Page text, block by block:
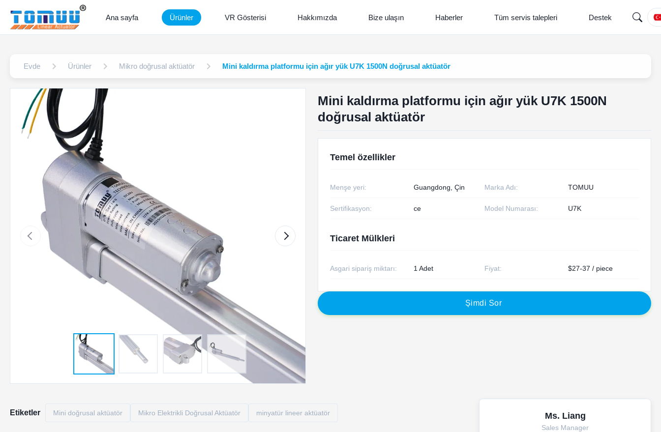
Ana sayfa Ürünler VR Gösterisi Hakkımızda Bize ulaşın Haberler Tüm servis talepleri Destek
Evde Ürünler Mikro doğrusal aktüatör Mini kaldırma platformu için ağır yük U7K 1500N doğrusal aktüatör
Mini kaldırma platformu için ağır yük U7K 1500N
doğrusal aktüatör
Temel özellikler
Menşe yeri: Guangdong, Çin Marka Adı: TOMUU
Sertifikasyon: ce Model Numarası: U7K
Ticaret Mülkleri
Asgari sipariş miktarı: 1 Adet Fiyat: $27-37 / piece
Şimd i Sor
Etiketler Mini doğrusal aktüatör Mikro Elektrikli Doğrusal Aktüatör minyatür lineer aktüatör Ms. Liang
Sales Manager